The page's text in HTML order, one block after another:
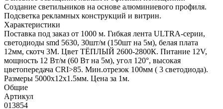
Создание светильников на основе алюминиевого профиля.
Подсветка рекламных конструкций и витрин.
Характеристики
Поставка под заказ от 1000 м. Гибкая лента ULTRA-серии,
светодиоды smd 5630, 30шт/м (150шт на 5м), белая плата
12мм, скотч 3М. Цвет ТЁПЛЫЙ 2600-2800К. Питание 12V,
мощность 12 Вт/м (60 Вт на 5м), угол 120°, высокая
цветопередача CRI>85. Мин.отрезок 100мм ( 3 светодиода).
Размеры 5000х12х1.5мм. Цена за 1м.
Общие
Артикул
013854